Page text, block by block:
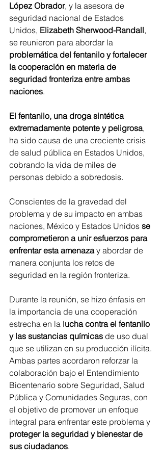
López Obrador, y la asesora de
seguridad nacional de Estados
Unidos, Elizabeth Sherwood-Randall,
se reunieron para abordar la
problemática del fentanilo y fortalecer
la cooperación en materia de
seguridad fronteriza entre ambas
naciones.
El fentanilo, una droga sintética
extremadamente potente y peligrosa,
ha sido causa de una creciente crisis
de salud pública en Estados Unidos,
cobrando la vida de miles de
personas debido a sobredosis.
Conscientes de la gravedad del
problema y de su impacto en ambas
naciones, México y Estados Unidos se
comprometieron a unir esfuerzos para
enfrentar esta amenaza y abordar de
manera conjunta los retos de
seguridad en la región fronteriza.
Durante la reunión, se hizo énfasis en
la importancia de una cooperación
estrecha en la lucha contra el fentanilo
y las sustancias químicas de uso dual
que se utilizan en su producción ilícita.
Ambas partes acordaron reforzar la
colaboración bajo el Entendimiento
Bicentenario sobre Seguridad, Salud
Pública y Comunidades Seguras, con
el objetivo de promover un enfoque
integral para enfrentar este problema y
proteger la seguridad y bienestar de
sus ciudadanos.